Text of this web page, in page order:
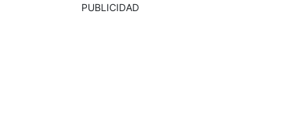
PUBLICIDAD